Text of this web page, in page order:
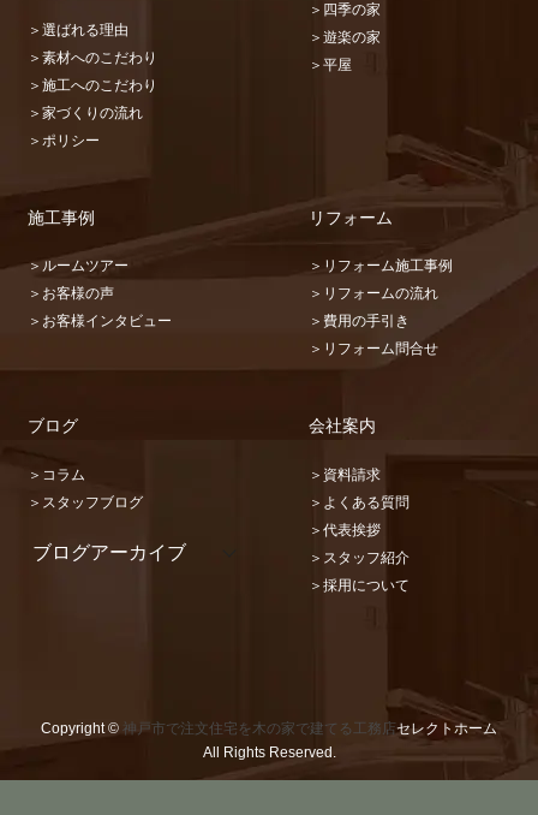
＞選ばれる理由
＞素材へのこだわり
＞施工へのこだわり
＞家づくりの流れ
＞ポリシー
＞四季の家
＞遊楽の家
＞平屋
施工事例
＞ルームツアー
＞お客様の声
＞お客様インタビュー
リフォーム
＞リフォーム施工事例
＞リフォームの流れ
＞費用の手引き
＞リフォーム問合せ
ブログ
＞コラム
＞スタッフブログ
ブログアーカイブ
2019 (67)
2017 (87)
会社案内
＞資料請求
＞よくある質問
＞代表挨拶
＞スタッフ紹介
＞採用について
Copyright © 神戸市で注文住宅を木の家で建てる工務店セレクトホーム
All Rights Reserved.